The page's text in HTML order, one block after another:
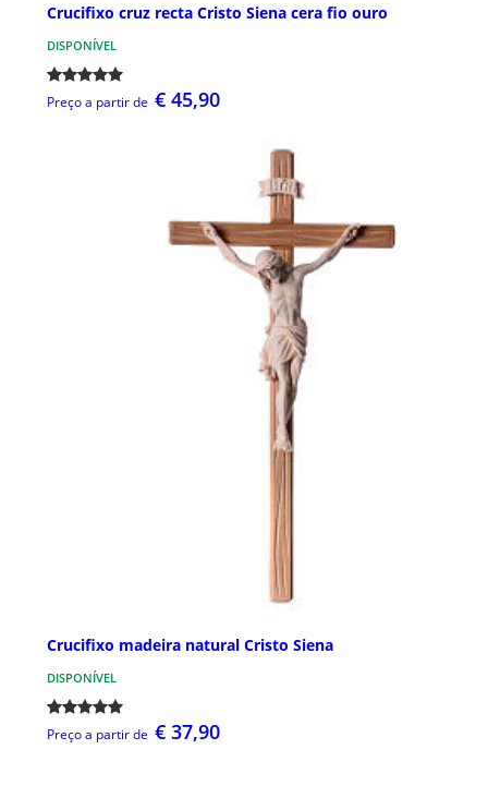
Crucifixo cruz recta Cristo Siena cera fio ouro
DISPONÍVEL
Preço a partir de € 45,90
Crucifixo madeira natural Cristo Siena
DISPONÍVEL
Preço a partir de € 37,90